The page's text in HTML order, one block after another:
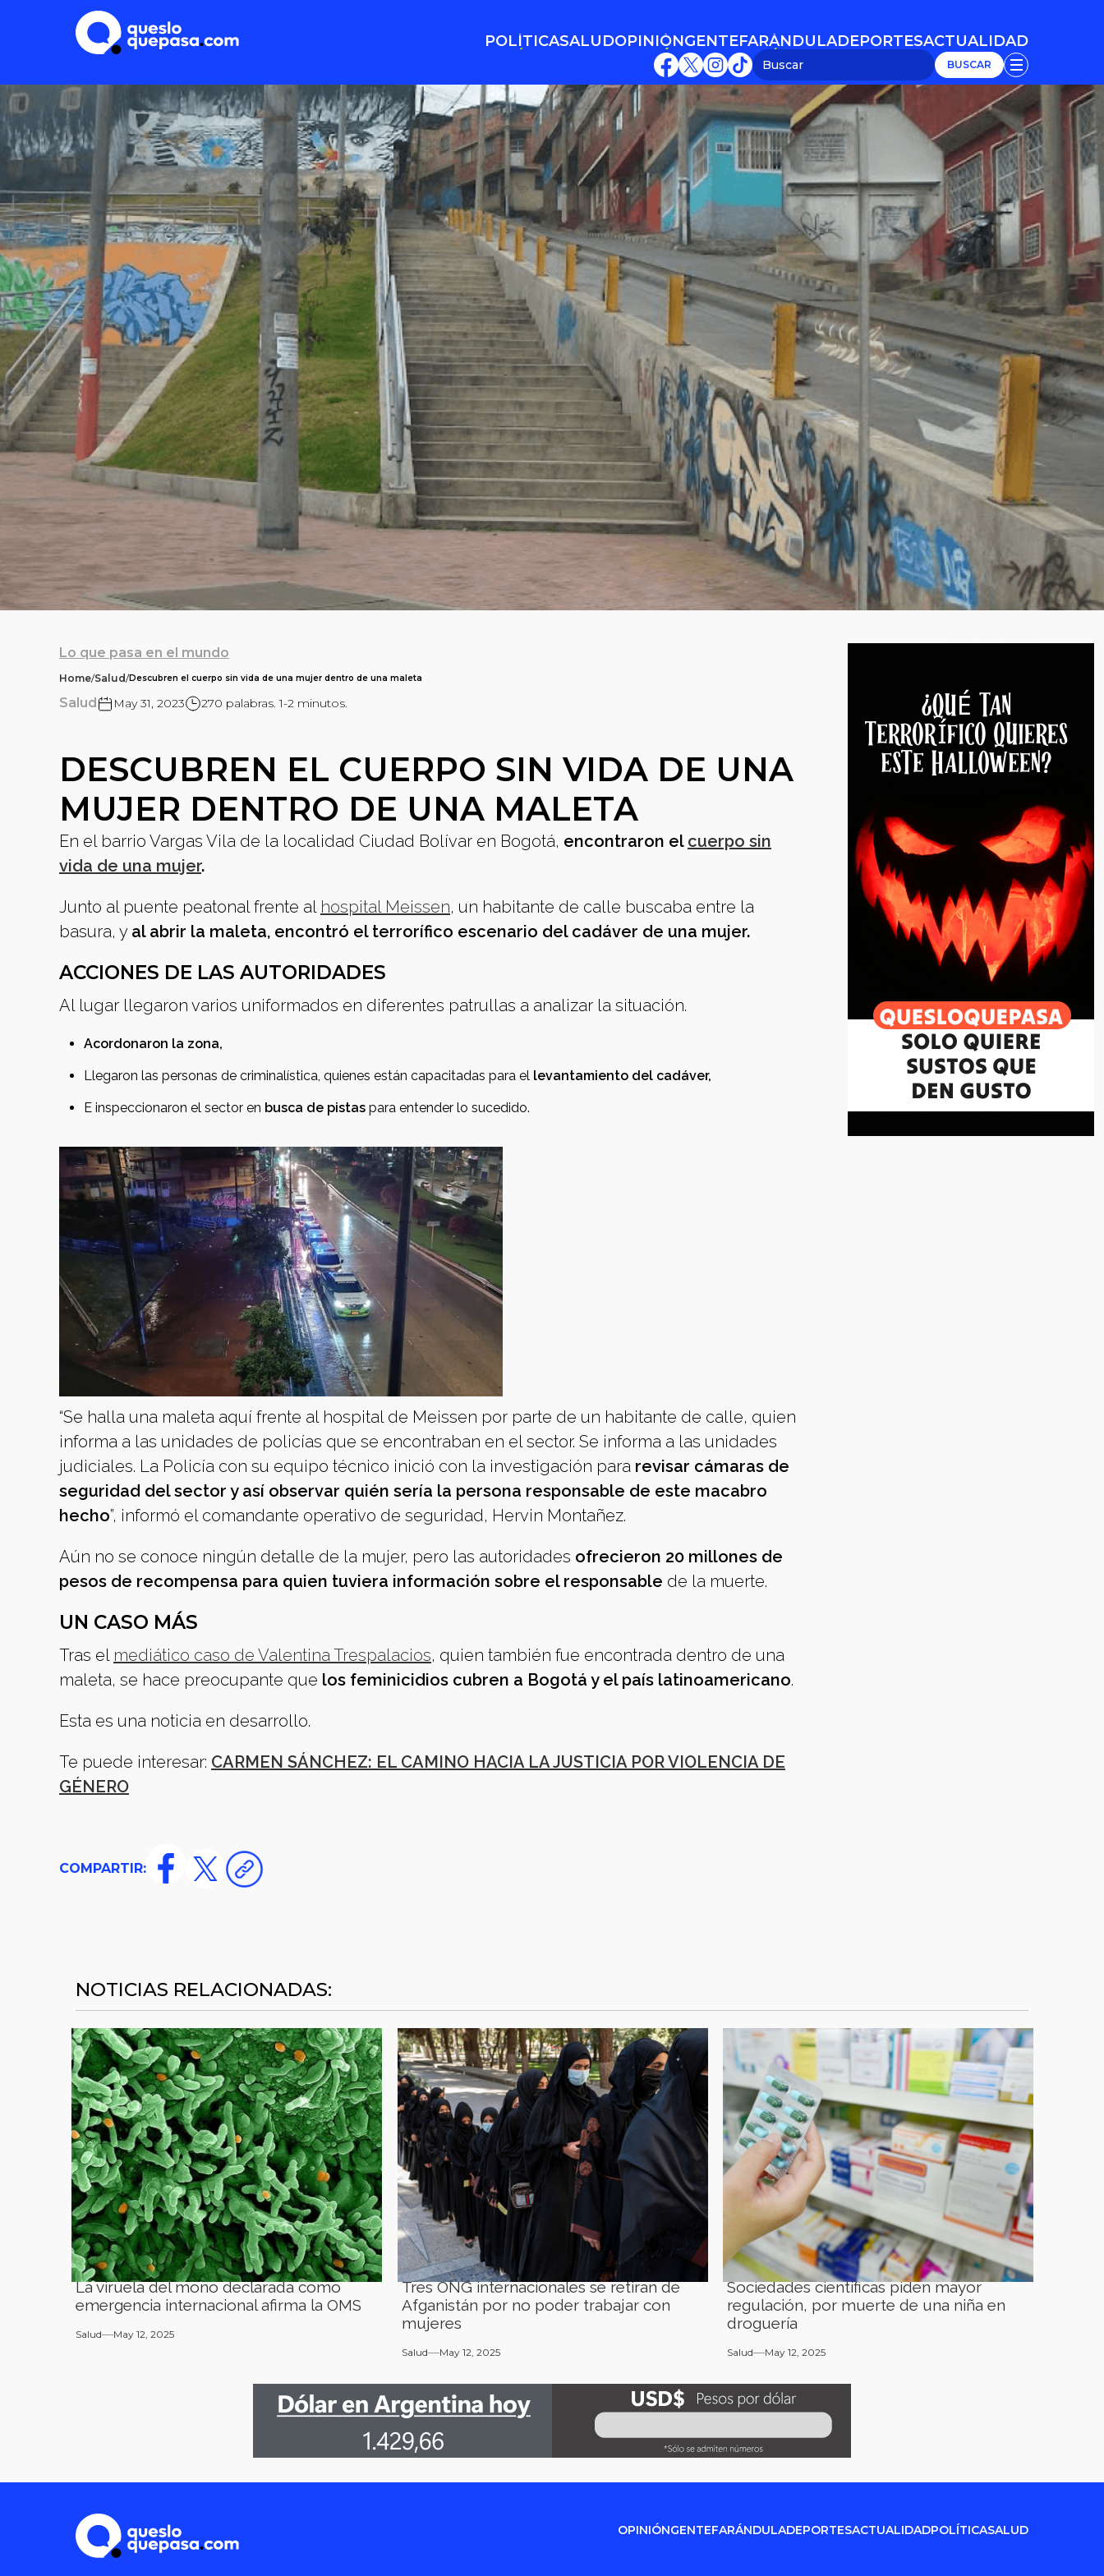
POLÍTICASALUDOPINIÓN
OPINIÓN
GENTE
GENTE
FARÁNDULA
FARÁNDULA
DEPORTESACTUALIDAD
ACTUALIDAD
Lo que pasa en el mundo
Home/Salud/Descubren el cuerpo sin vida de una mujer dentro de una maleta
Salud May 31, 2023 270 palabras. 1-2 minutos.
DESCUBREN EL CUERPO SIN VIDA DE UNA
MUJER DENTRO DE UNA MALETA
En el barrio Vargas Vila de la localidad Ciudad Bolívar en Bogotá, encontraron el cuerpo sin
vida de una mujer.
Junto al puente peatonal frente al hospital Meissen, un habitante de calle buscaba entre la
basura, y al abrir la maleta, encontró el terrorífico escenario del cadáver de una mujer.
ACCIONES DE LAS AUTORIDADES
Al lugar llegaron varios uniformados en diferentes patrullas a analizar la situación.
Acordonaron la zona,
Llegaron las personas de criminalística, quienes están capacitadas para el levantamiento del cadáver,
E inspeccionaron el sector en busca de pistas para entender lo sucedido.
“Se halla una maleta aquí frente al hospital de Meissen por parte de un habitante de calle, quien
informa a las unidades de policías que se encontraban en el sector. Se informa a las unidades
judiciales. La Policía con su equipo técnico inició con la investigación para revisar cámaras de
seguridad del sector y así observar quién sería la persona responsable de este macabro
hecho”, informó el comandante operativo de seguridad, Hervin Montañez.
Aún no se conoce ningún detalle de la mujer, pero las autoridades ofrecieron 20 millones de
pesos de recompensa para quien tuviera información sobre el responsable de la muerte.
UN CASO MÁS
Tras el mediático caso de Valentina Trespalacios, quien también fue encontrada dentro de una
maleta, se hace preocupante que los feminicidios cubren a Bogotá y el país latinoamericano.
Esta es una noticia en desarrollo.
Te puede interesar: CARMEN SÁNCHEZ: EL CAMINO HACIA LA JUSTICIA POR VIOLENCIA DE
GÉNERO
COMPARTIR:
NOTICIAS RELACIONADAS:
La viruela del mono declarada como
emergencia internacional afirma la OMS
Salud May 12, 2025
Tres ONG internacionales se retiran de
Afganistán por no poder trabajar con
mujeres
Salud May 12, 2025
Sociedades científicas piden mayor
regulación, por muerte de una niña en
droguería
Salud May 12, 2025
OPINIÓNGENTEFARÁNDULADEPORTESACTUALIDADPOLÍTICASALUD